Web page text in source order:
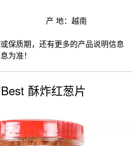
产 地：越南
保质期，还有更多的产品说明信息
为准！
酥炸红葱片